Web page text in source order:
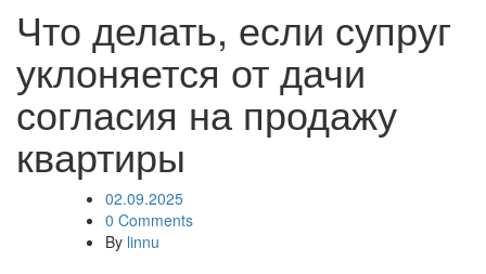
Что делать, если супруг
уклоняется от дачи
согласия на продажу
квартиры
02.09.2025
0 Comments
By linnu